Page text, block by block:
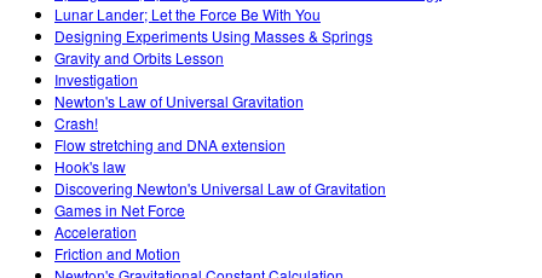
Lunar Lander; Let the Force Be With You
Designing Experiments Using Masses & Springs
Gravity and Orbits Lesson
Investigation
Newton's Law of Universal Gravitation
Crash!
Flow stretching and DNA extension
Hook's law
Discovering Newton's Universal Law of Gravitation
Games in Net Force
Acceleration
Friction and Motion